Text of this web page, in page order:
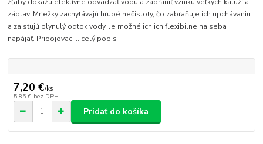
žľaby dokážu efektívne odvádzať vodu a zabrániť vzniku veľkých kaluží a
záplav. Mriežky zachytávajú hrubé nečistoty, čo zabraňuje ich upchávaniu
a zaisťujú plynulý odtok vody. Je možné ich ich flexibilne na seba
napájať. Pripojovaci... celý popis
7,20 €/ks
5,85 € bez DPH
Pridať do košíka